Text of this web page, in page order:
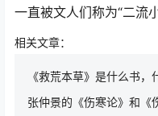
一直被文人们称为“二流小
相关文章：
《救荒本草》是什么书，
张仲景的《伤寒论》和《